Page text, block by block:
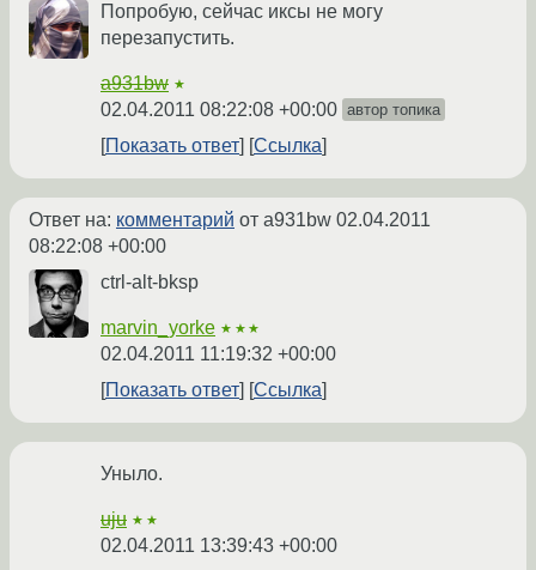
Попробую, сейчас иксы не могу
перезапустить.
a931bw ★
02.04.2011 08:22:08 +00:00 автор топика
Показать ответ Ссылка
Ответ на: комментарий от a931bw 02.04.2011
08:22:08 +00:00
ctrl-alt-bksp
marvin_yorke ★★★
02.04.2011 11:19:32 +00:00
Показать ответ
Ссылка
Уныло.
uju ★★
02.04.2011 13:39:43 +00:00